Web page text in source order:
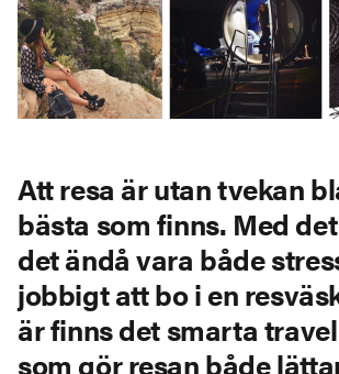
Att resa är utan tvekan
bästa som finns. Med
det ändå vara både
jobbigt att bo i en
är finns det smarta
som gör resan både